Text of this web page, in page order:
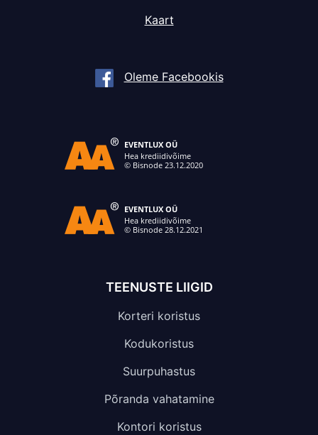
Kaart
Oleme Facebookis
TEENUSTE LIIGID
Korteri koristus
Kodukoristus
Suurpuhastus
Põranda vahatamine
Kontori koristus